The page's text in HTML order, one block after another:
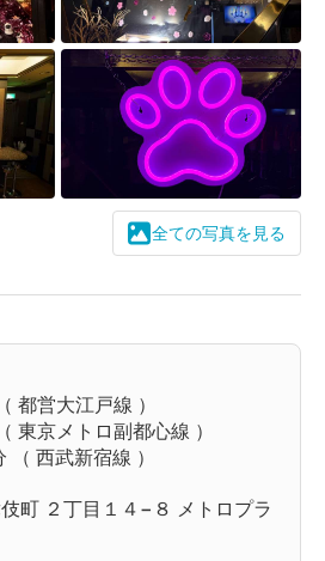
全ての写真を見る
都営大江戸線 ）
東京メトロ副都心線 ）
（ 西武新宿線 ）
町 ２丁目１４−８ メトロプラ